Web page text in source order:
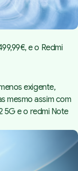
e o Redmi
exigente,
mesmo assim com
5G e o redmi Note